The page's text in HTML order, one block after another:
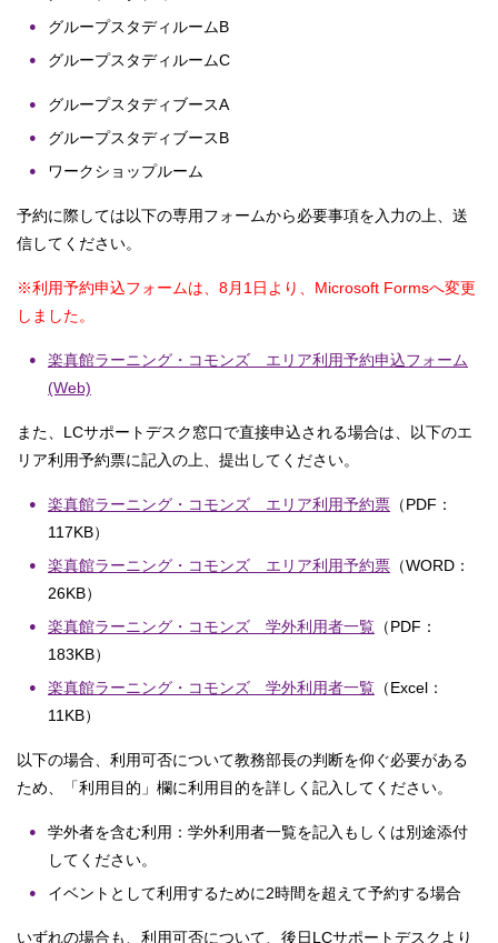
グループスタディルームB
グループスタディルームC
グループスタディブースA
グループスタディブースB
ワークショップルーム
予約に際しては以下の専用フォームから必要事項を入力の上、送
信してください。
※利用予約申込フォームは、8月1日より、Microsoft Formsへ変更
しました。
楽真館ラーニング・コモンズ エリア利用予約申込フォーム
(Web)
また、LCサポートデスク窓口で直接申込される場合は、以下のエ
リア利用予約票に記入の上、提出してください。
楽真館ラーニング・コモンズ エリア利用予約票 （PDF：
117KB）
楽真館ラーニング・コモンズ エリア利用予約票 （WORD：
26KB）
楽真館ラーニング・コモンズ 学外利用者一覧 （PDF：
183KB）
楽真館ラーニング・コモンズ 学外利用者一覧 （Excel：
11KB）
以下の場合、利用可否について教務部長の判断を仰ぐ必要がある
ため、「利用目的」欄に利用目的を詳しく記入してください。
学外者を含む利用：学外利用者一覧を記入もしくは別途添付
してください。
イベントとして利用するために2時間を超えて予約する場合
いずれの場合も、利用可否について、後日LCサポートデスクより